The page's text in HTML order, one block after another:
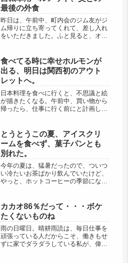
最後の外食
昨日は、午前中、町内会のジム友がジ
ム帰りに立ち寄ってくれて、差し入れ
をいただきました。ふと見ると、オシ
で、私も探そうと思ってたとこ。」
「でも、こんなのに、高いお金を払い
たくない...
食べてる時に幸せホルモンが
出る、明日は関西初のアウト
レットへ。
日本料理を食べに行くと、不思議と絵
が描きたくなる。午前中、買い物から
帰ったら、仕事に行く前にと計画して
山ほどあるのに、引っ越して以降、落
ち着かない生活を送ってきたので、パ
ー...
とうとうこの夏、アイスクリ
ームを食べず、菓子パンとも
別れた。
今年の夏は、猛暑だったので、ついつ
い冷たいお茶ばかり飲んでいたけど、
やっと、ホットコーヒーの季節になっ
ドトールの安いのなので、感激しまし
た。そういえば、今年の夏、とうと
う、一...
カカオ86％だって・・・ボケ
たくないものね
雨の日曜日。晴耕雨読は、毎日仕事を
頑張っている人だからこそ、働きもせ
ずに家でダラダラしている私が、偉そ